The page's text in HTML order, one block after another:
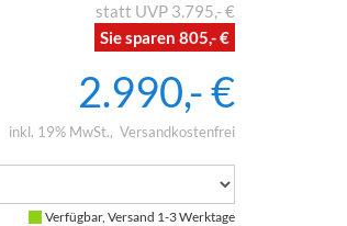
3.795,- €
805,- €
2.990,- €
inkl. 19% MwSt. Versandkostenfrei
Verfügbar, Versand 1-3 Werktage